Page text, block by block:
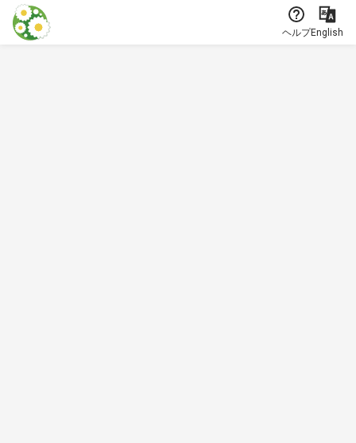
本文に飛ぶ
ヘルプEnglish